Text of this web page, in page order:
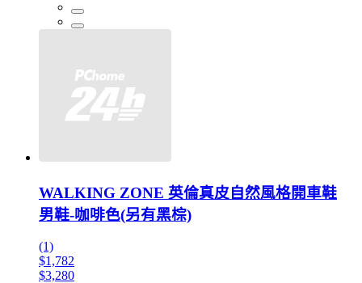
WALKING ZONE 英倫真皮自然風格開車鞋
男鞋-咖啡色(另有黑棕)
(1)
$1,782
$3,280